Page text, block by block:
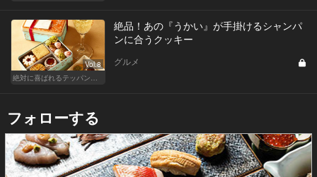
Vol.8
絶品！あの『うかい』が手掛けるシャンパ
ンに合うクッキー
グルメ
フォローする